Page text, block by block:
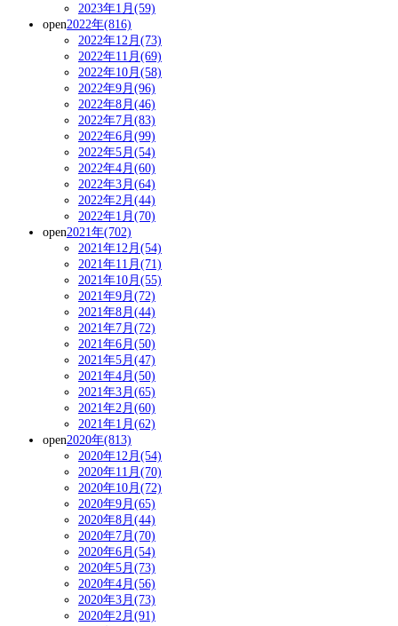
2023年1月(59)
open2022年(816)
2022年12月(73)
2022年11月(69)
2022年10月(58)
2022年9月(96)
2022年8月(46)
2022年7月(83)
2022年6月(99)
2022年5月(54)
2022年4月(60)
2022年3月(64)
2022年2月(44)
2022年1月(70)
open2021年(702)
2021年12月(54)
2021年11月(71)
2021年10月(55)
2021年9月(72)
2021年8月(44)
2021年7月(72)
2021年6月(50)
2021年5月(47)
2021年4月(50)
2021年3月(65)
2021年2月(60)
2021年1月(62)
open2020年(813)
2020年12月(54)
2020年11月(70)
2020年10月(72)
2020年9月(65)
2020年8月(44)
2020年7月(70)
2020年6月(54)
2020年5月(73)
2020年4月(56)
2020年3月(73)
2020年2月(91)